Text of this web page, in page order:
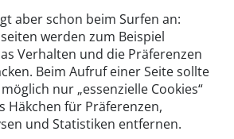
aber schon beim Surfen an:
werden zum Beispiel
Verhalten und die Präferenzen
Beim Aufruf einer Seite sollte
nur „essenzielle Cookies“
Häkchen für Präferenzen,
und Statistiken entfernen.